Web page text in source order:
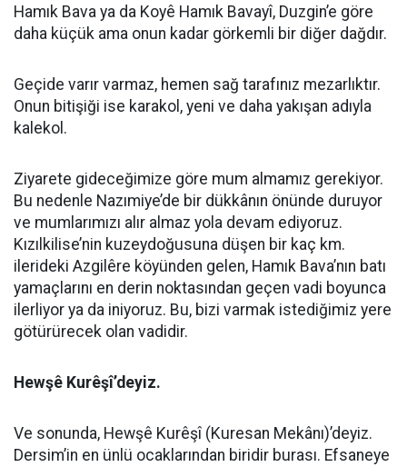
Hamık Bava ya da Koyê Hamık Bavayî, Duzgin’e göre
daha küçük ama onun kadar görkemli bir diğer dağdır.
Geçide varır varmaz, hemen sağ tarafınız mezarlıktır.
Onun bitişiği ise karakol, yeni ve daha yakışan adıyla
kalekol.
Ziyarete gideceğimize göre mum almamız gerekiyor.
Bu nedenle Nazımiye’de bir dükkânın önünde duruyor
ve mumlarımızı alır almaz yola devam ediyoruz.
Kızılkilise’nin kuzeydoğusuna düşen bir kaç km.
ilerideki Azgilêre köyünden gelen, Hamık Bava’nın batı
yamaçlarını en derin noktasından geçen vadi boyunca
ilerliyor ya da iniyoruz. Bu, bizi varmak istediğimiz yere
götürürecek olan vadidir.
Hewşê Kurêşî’deyiz.
Ve sonunda, Hewşê Kurêşî (Kuresan Mekânı)’deyiz.
Dersim’in en ünlü ocaklarından biridir burası. Efsaneye